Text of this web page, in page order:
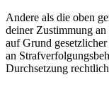
Andere als die oben
deiner Zustimmung
auf Grund
an
Durchsetzung